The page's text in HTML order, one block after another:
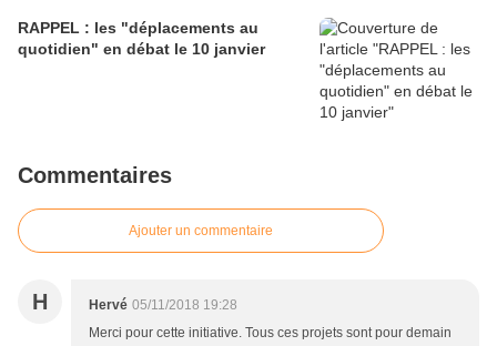
RAPPEL : les "déplacements au
quotidien" en débat le 10 janvier
Commentaires
Ajouter un commentaire
H Hervé 05/11/2018 19:28
Merci pour cette initiative. Tous ces projets sont pour demain